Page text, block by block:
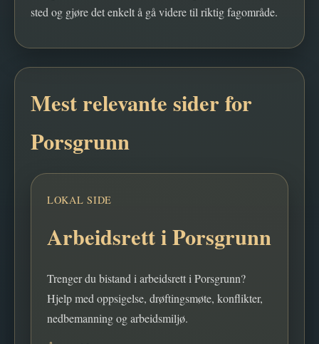
sted og gjøre det enkelt å gå videre til riktig fagområde.
Mest relevante sider for
Porsgrunn
LOKAL SIDE
Arbeidsrett i Porsgrunn
Trenger du bistand i arbeidsrett i Porsgrunn?
Hjelp med oppsigelse, drøftingsmøte, konflikter,
nedbemanning og arbeidsmiljø.